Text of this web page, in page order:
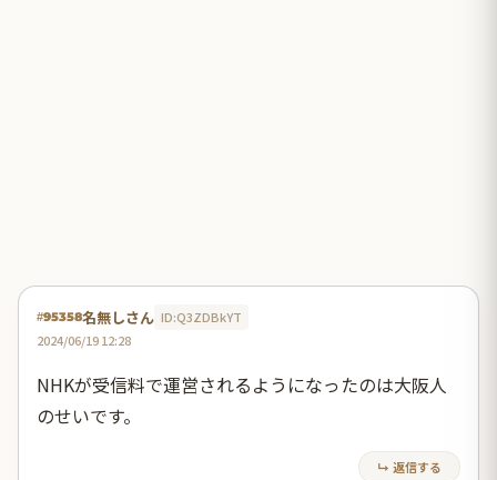
#95358名無しさん ID:Q3ZDBkYT
2024/06/19 12:28
NHKが受信料で運営されるようになったのは大阪人
のせいです。
↳ 返信する